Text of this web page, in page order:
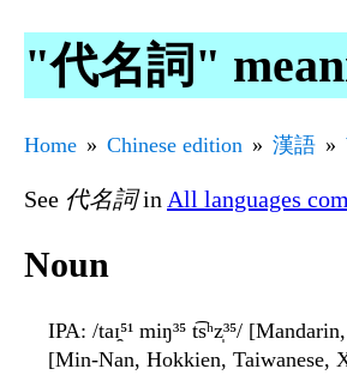
"代名詞"
Home Chinese edition 漢語
See 代名詞in All languages
Noun
IPA: /taɪ̯⁵¹ miŋ³⁵ t͡sʰz̩³⁵/
[Min-Nan, Hokkien, Taiwanese,